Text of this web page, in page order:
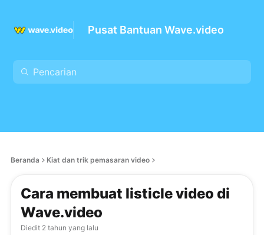
Pusat Bantuan Wave.video
Beranda Kiat dan trik pemasaran video
Cara membuat listicle video di
Wave.video
Diedit 2 tahun yang lalu